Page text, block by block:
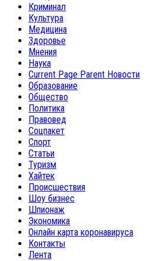
Криминал
Культура
Медицина
Здоровье
Мнения
Наука
Current Page Parent Новости
Образование
Общество
Политика
Правовед
Соцпакет
Спорт
Статьи
Туризм
Хайтек
Происшествия
Шоу бизнес
Шпионаж
Экономика
Онлайн карта коронавируса
Контакты
Лента